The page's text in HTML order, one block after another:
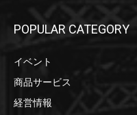
POPULAR CATEGORY
イベント
商品サービス
経営情報